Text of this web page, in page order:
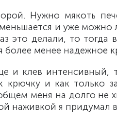
Нужно мякоть
и уже
это делали, то тогда
более менее надежное
и клев интенсивный,
крючку и как только
меня на долго не
наживкой я придумал